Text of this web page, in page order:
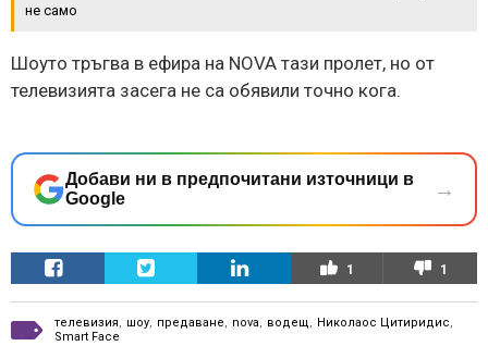
не само
Шоуто тръгва в ефира на NOVA тази пролет, но от
телевизията засега не са обявили точно кога.
Добави ни в предпочитани източници в
Google
→
1 1
телевизия, шоу, предаване, nova, водещ, Николаос Цитиридис,
Smart Face